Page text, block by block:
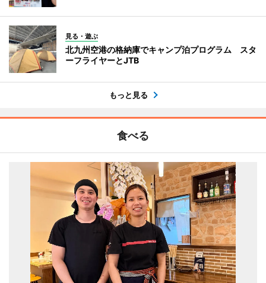
見る・遊ぶ
北九州空港の格納庫でキャンプ泊プログラム スタ
ーフライヤーとJTB
もっと見る
食べる